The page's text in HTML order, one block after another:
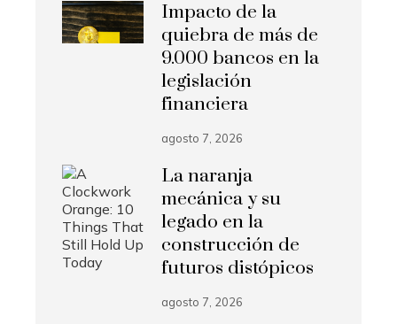
Impacto de la
quiebra de más de
9.000 bancos en la
legislación
financiera
agosto 7, 2026
La naranja
mecánica y su
legado en la
construcción de
futuros distópicos
agosto 7, 2026